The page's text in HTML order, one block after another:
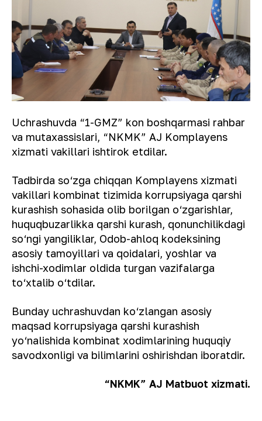
Uchrashuvda “1-GMZ” kon boshqarmasi rahbar
va mutaxassislari, “NKMK” AJ Komplayens
xizmati vakillari ishtirok etdilar.
Tadbirda so‘zga chiqqan Komplayens xizmati
vakillari kombinat tizimida korrupsiyaga qarshi
kurashish sohasida olib borilgan o‘zgarishlar,
huquqbuzarlikka qarshi kurash, qonunchilikdagi
so‘ngi yangiliklar, Odob-ahloq kodeksining
asosiy tamoyillari va qoidalari, yoshlar va
ishchi-xodimlar oldida turgan vazifalarga
to‘xtalib o‘tdilar.
Bunday uchrashuvdan ko‘zlangan asosiy
maqsad korrupsiyaga qarshi kurashish
yo‘nalishida kombinat xodimlarining huquqiy
savodxonligi va bilimlarini oshirishdan iboratdir.
“NKMK” AJ Matbuot xizmati.